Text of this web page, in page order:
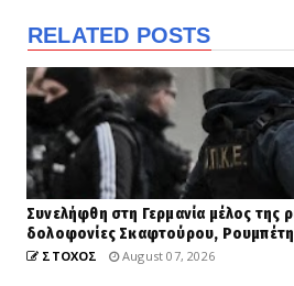
RELATED POSTS
Συνελήφθη στη Γερμανία μέλος της
δολοφονίες Σκαφτούρου,
ΣΤΟΧΟΣ August 07, 2026